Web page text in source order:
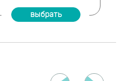
выбрать